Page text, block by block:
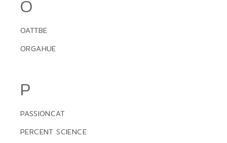
O
OATTBE
ORGAHUE
P
PASSIONCAT
PERCENT SCIENCE